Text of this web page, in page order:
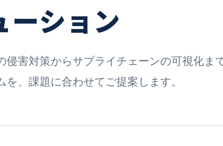
ーション
侵害対策からサプライチェーンの可視化ま
を、課題に合わせてご提案します。